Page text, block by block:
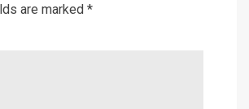
are marked *